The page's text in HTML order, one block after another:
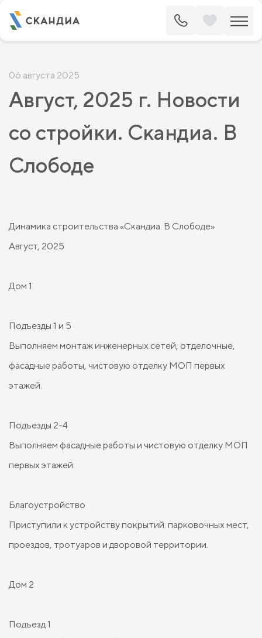
06 августа 2025
Август, 2025 г. Новости
со стройки. Скандиа. В
Слободе
Динамика строительства «Скандиа. В Слободе»
Август, 2025
Дом 1
Подъезды 1 и 5
Выполняем монтаж инженерных сетей, отделочные,
фасадные работы, чистовую отделку МОП первых
этажей.
Подъезды 2-4
Выполняем фасадные работы и чистовую отделку МОП
первых этажей.
Благоустройство
Приступили к устройству покрытий: парковочных мест,
проездов, тротуаров и дворовой территории.
Дом 2
Подъезд 1